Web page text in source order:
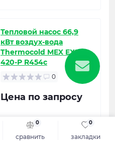
сравнить
0
закладки
0
Тепловой насос 66,9
кВт воздух-вода
Thermocold MEX EXR
420-Р R454с
0
Цена по запросу